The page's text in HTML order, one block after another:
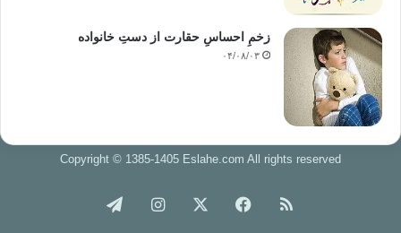
زخمِ احساسِ حقارت از دستِ خانواده
۰۴/۰۸/۰۳
Copyright © 1385-1405 Eslahe.com All rights reserved
خوراک فیس اینستاگرام